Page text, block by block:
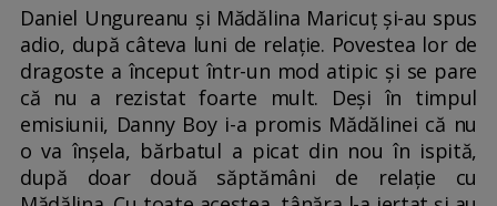
Daniel Ungureanu și Mădălina Maricuț și-au spus
adio, după câteva luni de relație. Povestea lor de
dragoste a început într-un mod atipic și se pare
că nu a rezistat foarte mult. Deși în timpul
emisiunii, Danny Boy i-a promis Mădălinei că nu
o va înșela, bărbatul a picat din nou în ispită,
după doar două săptămâni de relație cu